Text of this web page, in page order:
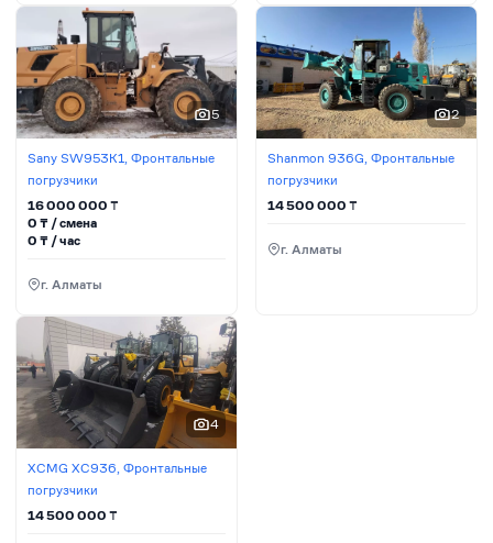
5
Sany SW953K1, Фронтальные
погрузчики
16 000 000 ₸
0 ₸ / сменa
0 ₸ / час
г. Алматы
2
Shanmon 936G, Фронтальные
погрузчики
14 500 000₸
г. Алматы
4
XCMG XC936, Фронтальные
погрузчики
14 500 000 ₸